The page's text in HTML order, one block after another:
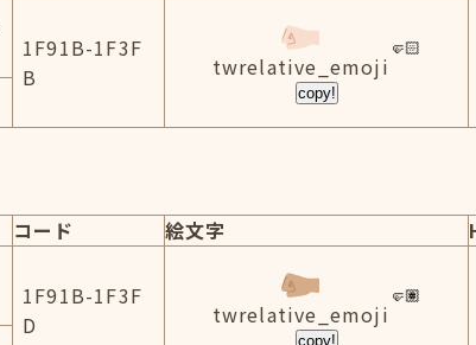
1F91B-1F3F
B
twrelative_emoji
copy!
コード 絵文字
1F91B-1F3F
D
twrelative_emoji
copy!